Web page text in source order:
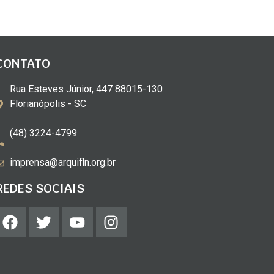
Rua Esteves Júnior, 447 88015-130
Florianópolis - SC
(48) 3224-4799
imprensa@arquifln.org.br
SOCIAIS